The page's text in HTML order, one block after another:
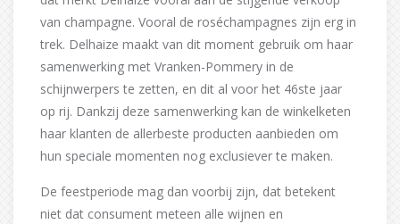
van champagne. Vooral de roséchampagnes zijn erg in
trek. Delhaize maakt van dit moment gebruik om haar
samenwerking met Vranken-Pommery in de
schijnwerpers te zetten, en dit al voor het 46ste jaar
op rij. Dankzij deze samenwerking kan de winkelketen
haar klanten de allerbeste producten aanbieden om
hun speciale momenten nog exclusiever te maken.
De feestperiode mag dan voorbij zijn, dat betekent
niet dat consument meteen alle wijnen en